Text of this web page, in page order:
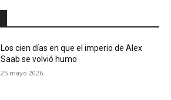
Los cien días en que el imperio de Alex
Saab se volvió humo
25 mayo 2026